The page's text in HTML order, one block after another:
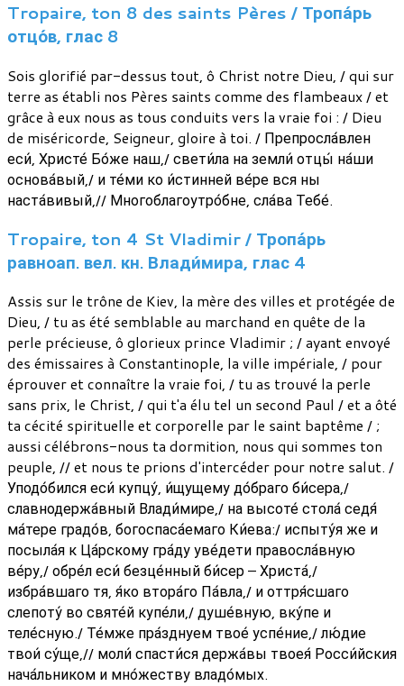
Tropaire, ton 8 des saints Pères / Тропа́рь
отцо́в, глас 8
Sois glorifié par-dessus tout, ô Christ notre Dieu, / qui sur
terre as établi nos Pères saints comme des flambeaux / et
grâce à eux nous as tous conduits vers la vraie foi : / Dieu
de miséricorde, Seigneur, gloire à toi. / Препросла́влен
еси́, Христе́ Бо́же наш,/ свети́ла на земли́ отцы́ на́ши
основа́вый,/ и те́ми ко и́стинней ве́ре вся ны
наста́вивый,// Многоблагоутро́бне, сла́ва Тебе́.
Tropaire, ton 4 St Vladimir / Тропа́рь
равноап. вел. кн. Влади́мира, глас 4
Assis sur le trône de Kiev, la mère des villes et protégée de
Dieu, / tu as été semblable au marchand en quête de la
perle précieuse, ô glorieux prince Vladimir ; / ayant envoyé
des émissaires à Constantinople, la ville impériale, / pour
éprouver et connaître la vraie foi, / tu as trouvé la perle
sans prix, le Christ, / qui t'a élu tel un second Paul / et a ôté
ta cécité spirituelle et corporelle par le saint baptême / ;
aussi célébrons-nous ta dormition, nous qui sommes ton
peuple, // et nous te prions d'intercéder pour notre salut. /
Уподо́бился еси́ купцу́, и́щущему до́браго би́сера,/
славнодержа́вный Влади́мире,/ на высоте́ стола́ седя́
ма́тере градо́в, богоспаса́емаго Ки́ева:/ испыту́я же и
посыла́я к Ца́рскому гра́ду уве́дети правосла́вную
ве́ру,/ обре́л еси́ безце́нный би́сер – Христа́,/
избра́вшаго тя, я́ко втора́го Па́вла,/ и оттря́сшаго
слепоту́ во святе́й купе́ли,/ душе́вную, вку́пе и
теле́сную./ Те́мже пра́зднуем твое́ успе́ние,/ лю́дие
твои́ су́ще,// моли́ спасти́ся держа́вы твоея́ Росси́йския
нача́льником и мно́жеству владо́мых.